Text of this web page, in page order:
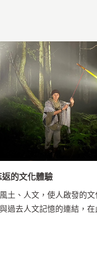
的文化體驗
土、人文，使人啟發的
過去人文記憶的連結，